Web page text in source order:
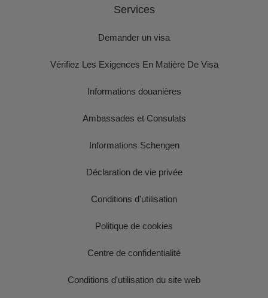
Services
Demander un visa
Vérifiez Les Exigences En Matière De Visa
Informations douanières
Ambassades et Consulats
Informations Schengen
Déclaration de vie privée
Conditions d'utilisation
Politique de cookies
Centre de confidentialité
Conditions d'utilisation du site web